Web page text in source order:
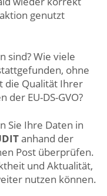
genutzt
sind? Wie viele
ohne
die Qualität Ihrer
EU-DS-GVO?
Sie Ihre Daten in
anhand der
Post überprüfen.
und Aktualität,
nutzen können.